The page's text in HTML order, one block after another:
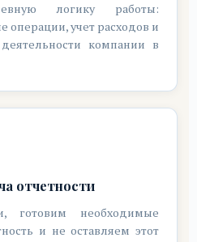
логику работы:
операции, учет расходов и
компании в
отчетности
готовим необходимые
и не оставляем этот